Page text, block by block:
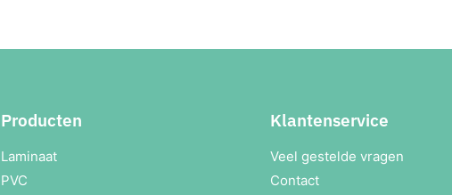
Producten
Laminaat
PVC
Klantenservice
Veel gestelde vragen
Contact